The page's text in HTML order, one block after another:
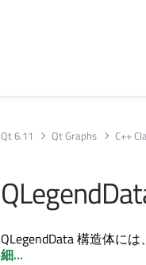
Qt 6.11 Qt Graphs C++
QLegendData 構造体に
細...